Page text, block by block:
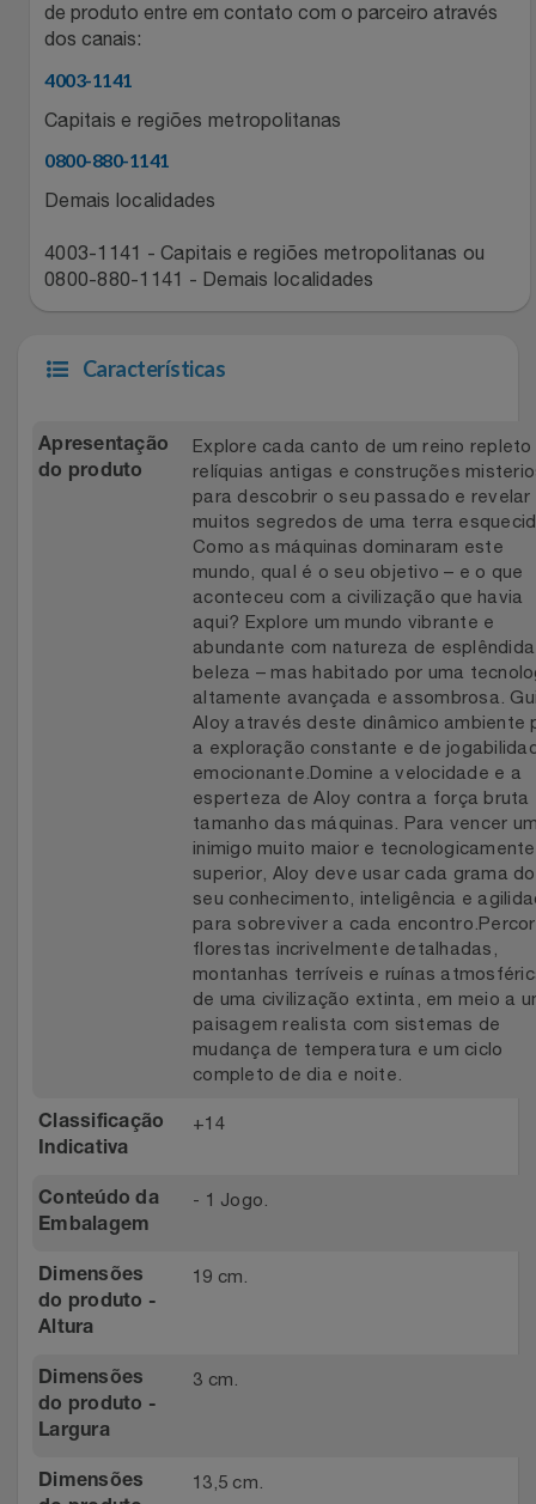
Óculos
Papelaria
Perfumaria
Perfume
Relógios
Oster
Perfumes & Cosméticos
Portal Das Malas
Porto Brasil
Stanley Pmi
de produto entre em contato com o parceiro através
dos canais:
4003-1141
Capitais e regiões metropolitanas
0800-880-1141
Demais localidades
4003-1141 - Capitais e regiões metropolitanas ou
0800-880-1141 - Demais localidades
Características
Apresentação
do produto
Explore cada canto de um reino repleto
relíquias antigas e construções
para descobrir o seu passado e revelar
muitos segredos de uma terra
Como as máquinas dominaram este
mundo, qual é o seu objetivo – e o que
aconteceu com a civilização que havia
aqui? Explore um mundo vibrante e
abundante com natureza de esplêndida
beleza – mas habitado por uma
altamente avançada e assombrosa.
Aloy através deste dinâmico ambiente
a exploração constante e de
emocionante.Domine a velocidade e a
esperteza de Aloy contra a força bruta
tamanho das máquinas. Para vencer
inimigo muito maior e tecnologicamente
superior, Aloy deve usar cada grama do
seu conhecimento, inteligência e
para sobreviver a cada
florestas incrivelmente detalhadas,
montanhas terríveis e ruínas
de uma civilização extinta, em meio a
paisagem realista com sistemas de
mudança de temperatura e um ciclo
completo de dia e noite.
Classificação
Indicativa
+14
Conteúdo da
Embalagem
- 1 Jogo.
Dimensões
do produto -
Altura
19 cm.
Dimensões
do produto -
Largura
3 cm.
Dimensões
13,5 cm.